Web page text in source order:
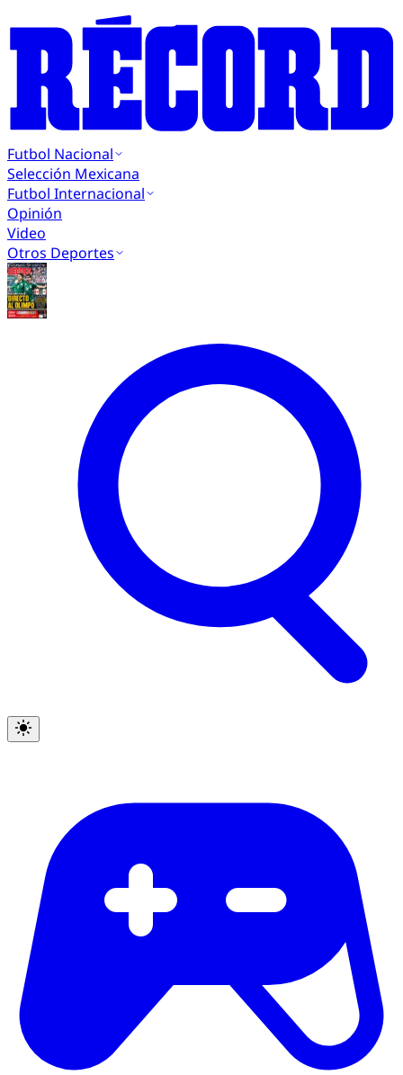
Futbol Nacional
Selección Mexicana
Futbol Internacional
Opinión
Video
Otros Deportes